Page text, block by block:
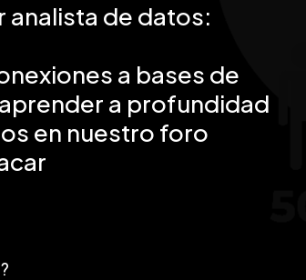
analista de datos:
a bases de
a profundidad
en nuestro foro